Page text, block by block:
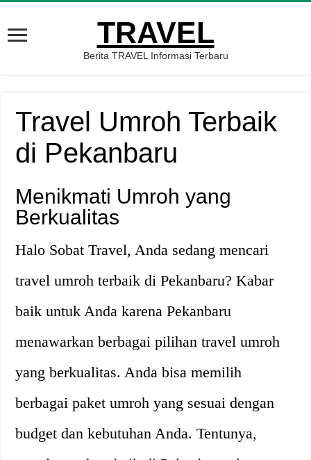
TRAVEL
Berita TRAVEL Informasi Terbaru
Travel Umroh Terbaik
di Pekanbaru
Menikmati Umroh yang
Berkualitas
Halo Sobat Travel, Anda sedang mencari
travel umroh terbaik di Pekanbaru? Kabar
baik untuk Anda karena Pekanbaru
menawarkan berbagai pilihan travel umroh
yang berkualitas. Anda bisa memilih
berbagai paket umroh yang sesuai dengan
budget dan kebutuhan Anda. Tentunya,